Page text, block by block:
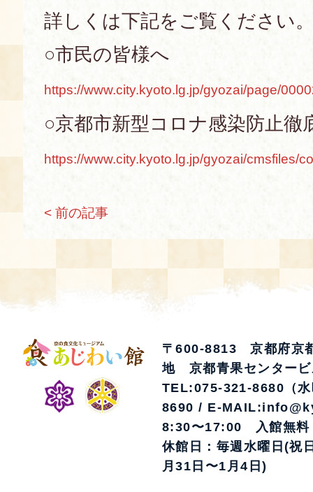
詳しくは下記をご覧ください
○市民の皆様へ
https://www.city.kyoto.lg.jp/gyozai/page/
○京都市新型コロナ感染防止徹
https://www.city.kyoto.lg.jp/gyozai/cmsfiles/
< 前の記事
〒600-8813 京都府京
地 京都青果センタービ
TEL:075-321-8680（
8690 / E-
8:30〜17:00 入館無料
休館日：毎週水曜日(祝
月31日〜1月4日)